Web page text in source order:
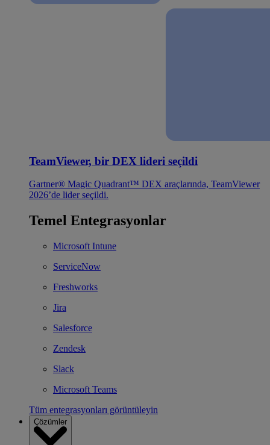
TeamViewer, bir DEX lideri seçildi
Gartner® Magic Quadrant™ DEX araçlarında, TeamViewer
2026’de lider seçildi.
Temel Entegrasyonlar
Microsoft Intune
ServiceNow
Freshworks
Jira
Salesforce
Zendesk
Slack
Microsoft Teams
Tüm entegrasyonları görüntüleyin
Çözümler